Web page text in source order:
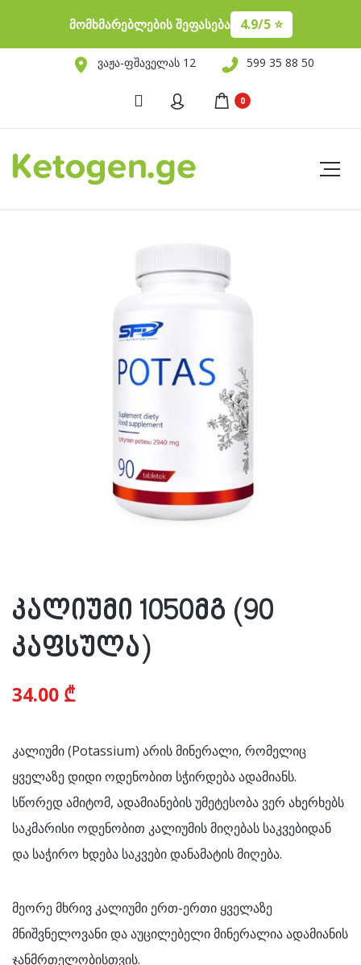
მომხმარებლების შეფასება 4.9/5 ⭐️
ვაჟა-ფშაველას 12 599 35 88 50
0
კალიუმი 1050მგ (90
კაფსულა)
34.00 ₾
კალიუმი (Potassium) არის მინერალი, რომელიც
ყველაზე დიდი ოდენობით სჭირდება ადამიანს.
სწორედ ამიტომ, ადამიანების უმეტესობა ვერ ახერხებს
საკმარისი ოდენობით კალიუმის მიღებას საკვებიდან
და საჭირო ხდება საკვები დანამატის მიღება.
მეორე მხრივ კალიუმი ერთ-ერთი ყველაზე
მნიშვნელოვანი და აუცილებელი მინერალია ადამიანის
ჯანმრთელობისთვის.